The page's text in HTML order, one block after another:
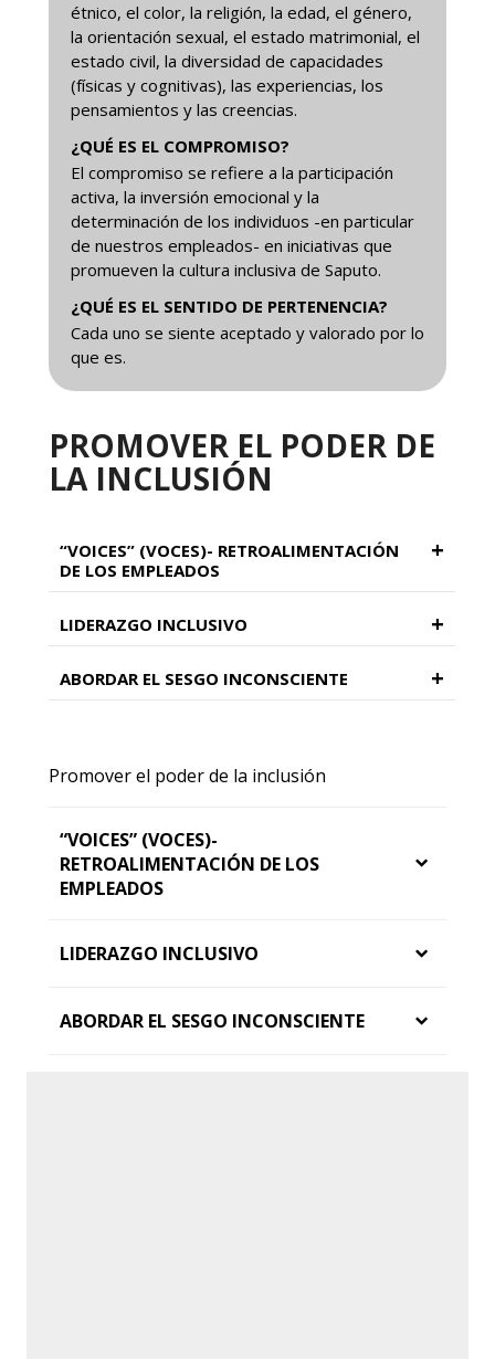
étnico, el color, la religión, la edad, el género,
la orientación sexual, el estado matrimonial, el
estado civil, la diversidad de capacidades
(físicas y cognitivas), las experiencias, los
pensamientos y las creencias.
¿QUÉ ES EL COMPROMISO?
El compromiso se refiere a la participación
activa, la inversión emocional y la
determinación de los individuos -en particular
de nuestros empleados- en iniciativas que
promueven la cultura inclusiva de Saputo.
¿QUÉ ES EL SENTIDO DE PERTENENCIA?
Cada uno se siente aceptado y valorado por lo
que es.
PROMOVER EL PODER DE
LA INCLUSIÓN
“VOICES” (VOCES)- RETROALIMENTACIÓN
DE LOS EMPLEADOS
+
LIDERAZGO INCLUSIVO +
ABORDAR EL SESGO INCONSCIENTE +
Promover el poder de la inclusión
“VOICES” (VOCES)-
RETROALIMENTACIÓN DE LOS
EMPLEADOS
LIDERAZGO INCLUSIVO
ABORDAR EL SESGO INCONSCIENTE